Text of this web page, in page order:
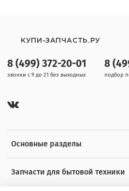
Основные разделы
Запчасти для бытовой техники
8 (499) 372-20-01
звонки с 9 до 21 без выходных
8
подбор
КУПИ-ЗАПЧАСТЬ.РУ